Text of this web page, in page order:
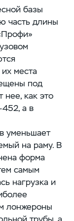
базы
часть длины
места
под
нее, как это
а в
уменьшает
на раму. В
форма
самым
нагрузка и
лонжероны